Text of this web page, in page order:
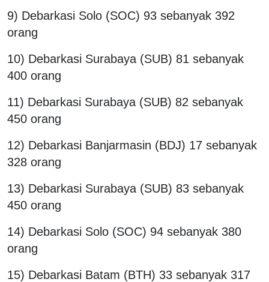
9) Debarkasi Solo (SOC) 93 sebanyak 392
orang
10) Debarkasi Surabaya (SUB) 81 sebanyak
400 orang
11) Debarkasi Surabaya (SUB) 82 sebanyak
450 orang
12) Debarkasi Banjarmasin (BDJ) 17 sebanyak
328 orang
13) Debarkasi Surabaya (SUB) 83 sebanyak
450 orang
14) Debarkasi Solo (SOC) 94 sebanyak 380
orang
15) Debarkasi Batam (BTH) 33 sebanyak 317